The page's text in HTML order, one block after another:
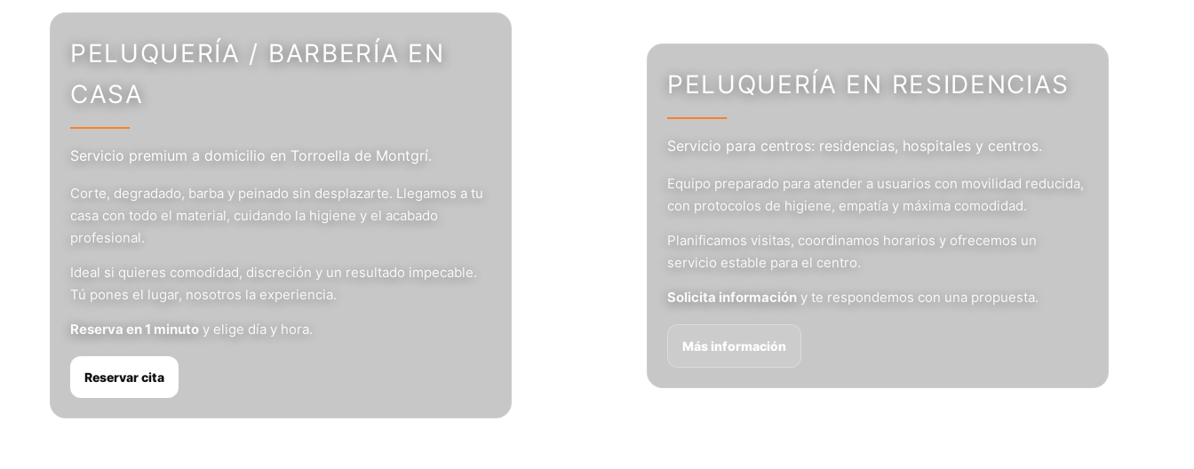
PELUQUERÍA / BARBERÍA EN
CASA
Servicio premium a domicilio en Torroella de Montgrí.
Corte, degradado, barba y peinado sin desplazarte. Llegamos a tu
casa con todo el material, cuidando la higiene y el acabado
profesional.
Ideal si quieres comodidad, discreción y un resultado impecable.
Tú pones el lugar, nosotros la experiencia.
Reserva en 1 minuto y elige día y hora.
Reservar cita
PELUQUERÍA EN RESIDENCIAS
Servicio para centros: residencias, hospitales y centros.
Equipo preparado para atender a usuarios con movilidad reducida,
con protocolos de higiene, empatía y máxima comodidad.
Planificamos visitas, coordinamos horarios y ofrecemos un
servicio estable para el centro.
Solicita información y te respondemos con una propuesta.
Más información